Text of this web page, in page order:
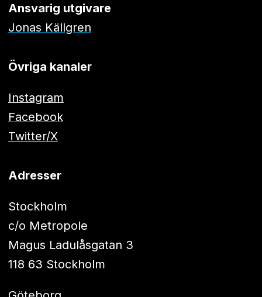
Ansvarig utgivare
Jonas Källgren
Övriga kanaler
Instagram
Facebook
Twitter/X
Adresser
Stockholm
c/o Metropole
Magus Ladulåsgatan 3
118 63 Stockholm